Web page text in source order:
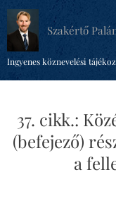
Szakértő
Ingyenes köznevelési
37. cikk.:
(befejező)
a